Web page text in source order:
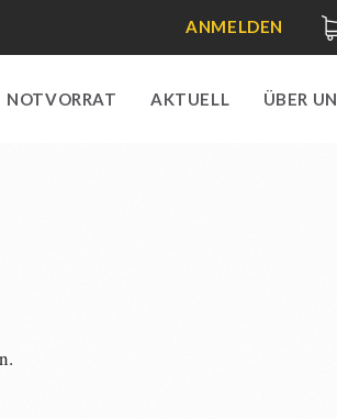
ANMELDEN
NOTVORRAT AKTUELL ÜBER